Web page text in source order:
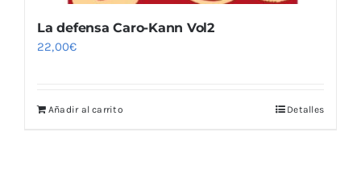
La defensa Caro-Kann Vol2
22,00€
Añadir al carrito Detalles